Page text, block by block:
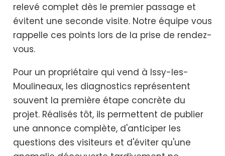
relevé complet dès le premier passage et
évitent une seconde visite. Notre équipe vous
rappelle ces points lors de la prise de rendez-
vous.
Pour un propriétaire qui vend à Issy-les-
Moulineaux, les diagnostics représentent
souvent la première étape concrète du
projet. Réalisés tôt, ils permettent de publier
une annonce complète, d'anticiper les
questions des visiteurs et d'éviter qu'une